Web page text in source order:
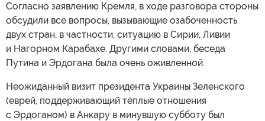
Согласно заявлению Кремля, в ходе разговора стороны
обсудили все вопросы, вызывающие озабоченность
двух стран, в частности, ситуацию в Сирии, Ливии
и Нагорном Карабахе. Другими словами, беседа
Путина и Эрдогана была очень оживленной.
Неожиданный визит президента Украины Зеленского
(еврей, поддерживающий тёплые отношения
с Эрдоганом) в Анкару в минувшую субботу был